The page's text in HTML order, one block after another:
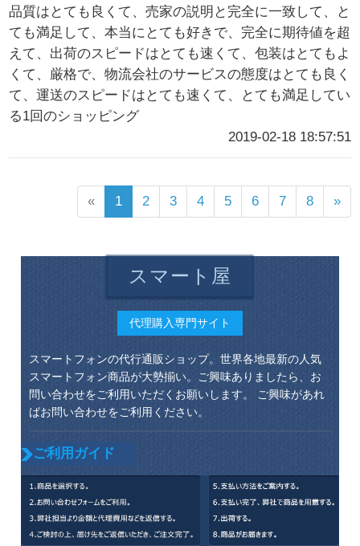
品質はとても良くて、売家の説明と完全に一致して、と
ても満足して、本当にとても好きで、完全に期待値を超
えて、出荷のスピードはとても速くて、包装はとてもよ
くて、厳格で、物流会社のサービスの態度はとても良く
て、運送のスピードはとても速くて、とても満足してい
る1回のショッピング
2019-02-18 18:57:51
« 1 2 3 4 5 6 7 8 »
スマート屋
代理購入専門サイト
スマートフォンの代行通販ショップ。世界各地最新の人気
スマートフォン商品が大勢揃い。ご興味ありましたら、お
問い合わせをご利用いただくお願いします。 ご興味があれ
ばお問い合わせをご利用ください。
ご利用ガイド